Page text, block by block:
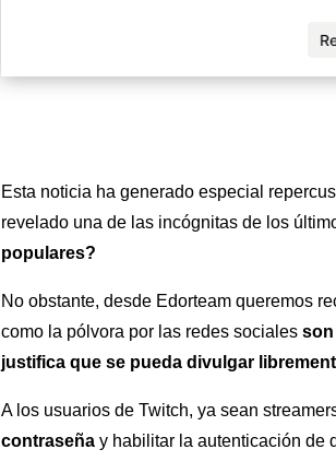
Esta noticia ha generado especial
revelado una de las incógnitas de los
populares?
No obstante, desde Edorteam queremos
como la pólvora por las redes sociales
justifica que se pueda divulgar
A los usuarios de Twitch, ya sean
contraseña y habilitar la autenticación de